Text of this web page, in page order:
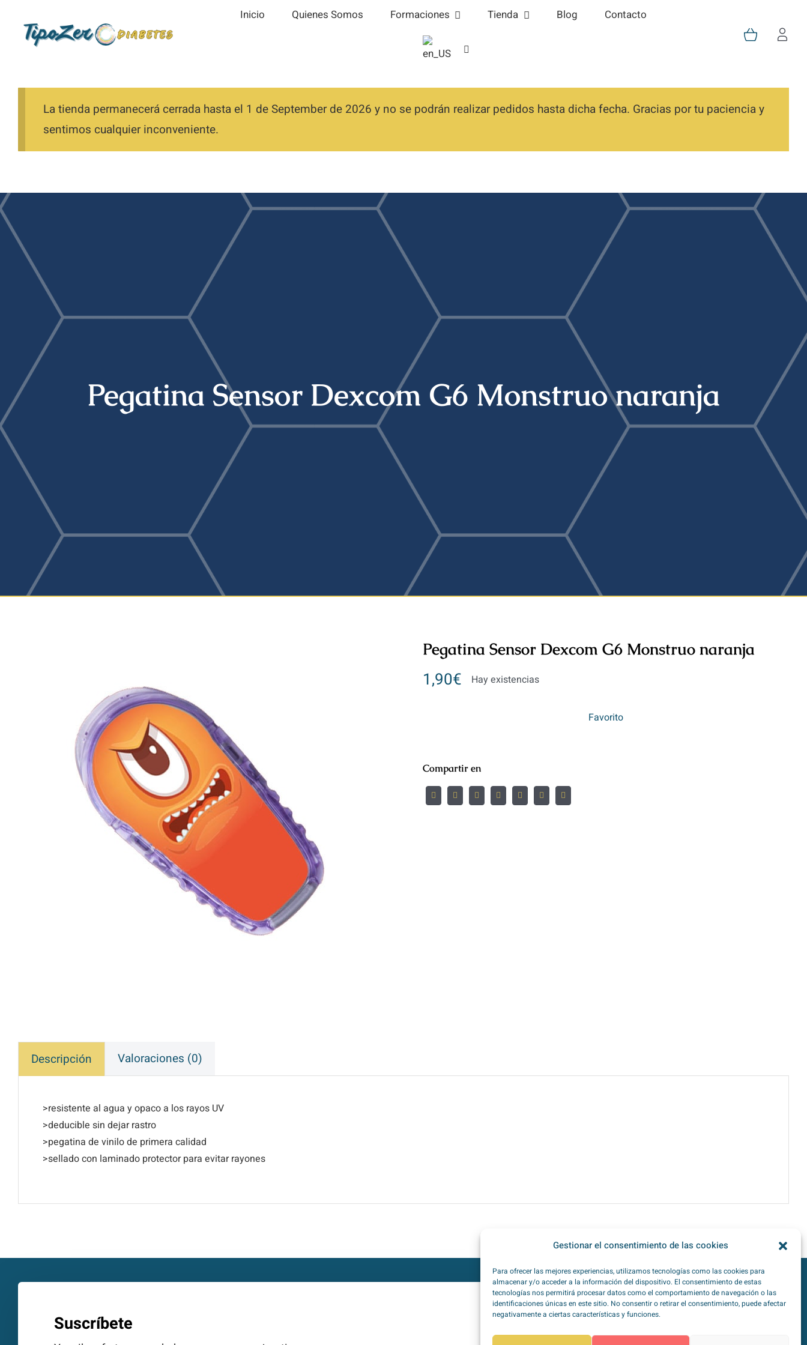
Gestionar el consentimiento de las cookies
Para ofrecer las mejores experiencias, utilizamos tecnologías como las cookies para
almacenar y/o acceder a la información del dispositivo. El consentimiento de estas
tecnologías nos permitirá procesar datos como el comportamiento de navegación o las
identificaciones únicas en este sitio. No consentir o retirar el consentimiento, puede afectar
negativamente a ciertas características y funciones.
contenido
Inicio Quienes Somos Formaciones Tienda Blog Contacto
La tienda permanecerá cerrada hasta el 1 de September de 2026 y no se podrán realizar pedidos hasta dicha fecha. Gracias por tu paciencia y
sentimos cualquier inconveniente.
Pegatina Sensor Dexcom G6 Monstruo naranja
Pegatina Sensor Dexcom G6 Monstruo naranja
1,90€ Hay existencias
Favorito
Compartir en
Descripción Valoraciones (0)
>resistente al agua y opaco a los rayos UV
>deducible sin dejar rastro
>pegatina de vinilo de primera calidad
>sellado con laminado protector para evitar rayones
Suscríbete
TipoZeroDiabetes enRedes Sociales